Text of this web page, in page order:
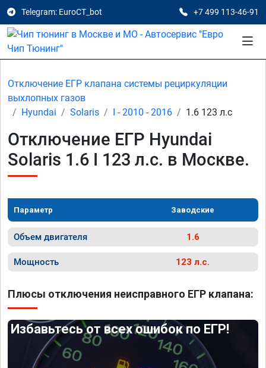
Telegram: EuroCT_bot +7 499 113-46-91
Отключение ЕГР клапана системы рециркуляции
выхлопных газов
Hyundai
Solaris I - 2010 - 2016 1.6 123 л.с
Отключение ЕГР Hyundai
Solaris 1.6 I 123 л.с. в Москве.
Параметр Заводские
Объем двигателя 1.6
Мощность 123 л.с.
Плюсы отключения неисправного ЕГР клапана:
Избавьтесь от всех ошибок по ЕГР!